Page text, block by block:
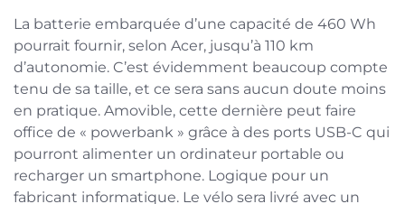
La batterie embarquée d’une capacité de 460 Wh
pourrait fournir, selon Acer, jusqu’à 110 km
d’autonomie. C’est évidemment beaucoup compte
tenu de sa taille, et ce sera sans aucun doute moins
en pratique. Amovible, cette dernière peut faire
office de « powerbank » grâce à des ports USB-C qui
pourront alimenter un ordinateur portable ou
recharger un smartphone. Logique pour un
fabricant informatique. Le vélo sera livré avec un